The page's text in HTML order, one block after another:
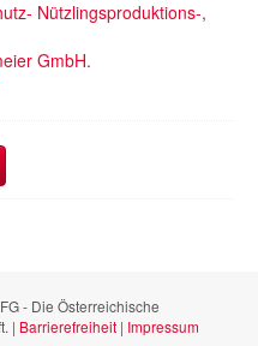
Nützlingsproduktions-,
GmbH.
- Die Österreichische
| Barrierefreiheit | Impressum